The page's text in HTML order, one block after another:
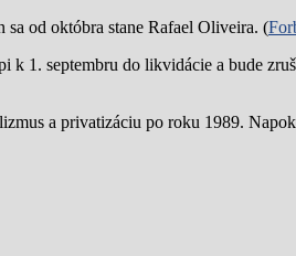
od októbra stane Rafael Oliveira. (
k 1. septembru do likvidácie a bude
a privatizáciu po roku 1989.